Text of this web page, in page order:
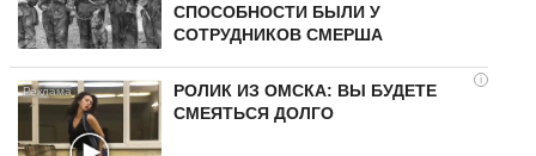
СПОСОБНОСТИ БЫЛИ У
СОТРУДНИКОВ СМЕРША
i
РОЛИК ИЗ ОМСКА: ВЫ БУДЕТЕ
СМЕЯТЬСЯ ДОЛГО